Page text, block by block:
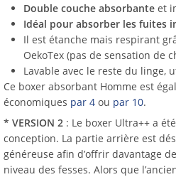
Double couche absorbante et
Idéal pour absorber les fuites
Il est étanche mais respirant
OekoTex (pas de sensation de
Lavable avec le reste du linge,
Ce boxer absorbant Homme est
économiques par 4 ou par 10.
* VERSION 2 : Le boxer Ultra++ a
conception. La partie arrière est
généreuse afin d’offrir davantage
niveau des fesses. Alors que